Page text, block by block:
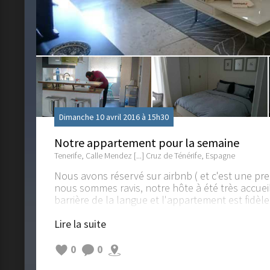
Dimanche 10 avril 2016 à 15h30
Notre appartement pour la semaine
Tenerife, Calle Mendez [...] Cruz de Ténérife, Espagne
Nous avons réservé sur airbnb ( et c'est une
nous sommes ravis, notre hôte à été très
barrière de la langue et l'appartement est
au niveau des petits commerces et des
https://www.airbnb.fr/rooms/4298298
Lire la suite
0
0